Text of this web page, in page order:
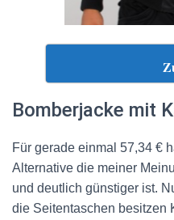
Bomberjacke mit
Für gerade einmal 57,34 €
Alternative die meiner
und deutlich günstiger ist.
die Seitentaschen besitzen